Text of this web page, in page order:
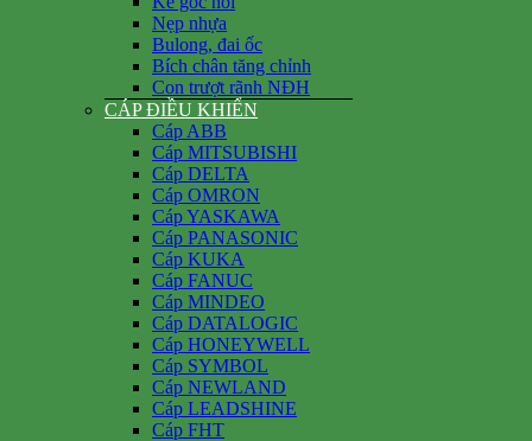
Nẹp nhựa
Bulong, đai ốc
Bích chân tăng chỉnh
Con trượt rãnh NĐH
CÁP ĐIỀU KHIỂN
Cáp ABB
Cáp MITSUBISHI
Cáp DELTA
Cáp OMRON
Cáp YASKAWA
Cáp PANASONIC
Cáp KUKA
Cáp FANUC
Cáp MINDEO
Cáp DATALOGIC
Cáp HONEYWELL
Cáp SYMBOL
Cáp NEWLAND
Cáp LEADSHINE
Cáp FHT